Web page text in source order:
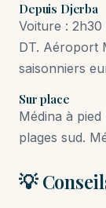
Depuis Djerba
Voiture :
DT. Aéroport
saisonniers
Sur place
Médina à
plages sud.
💡